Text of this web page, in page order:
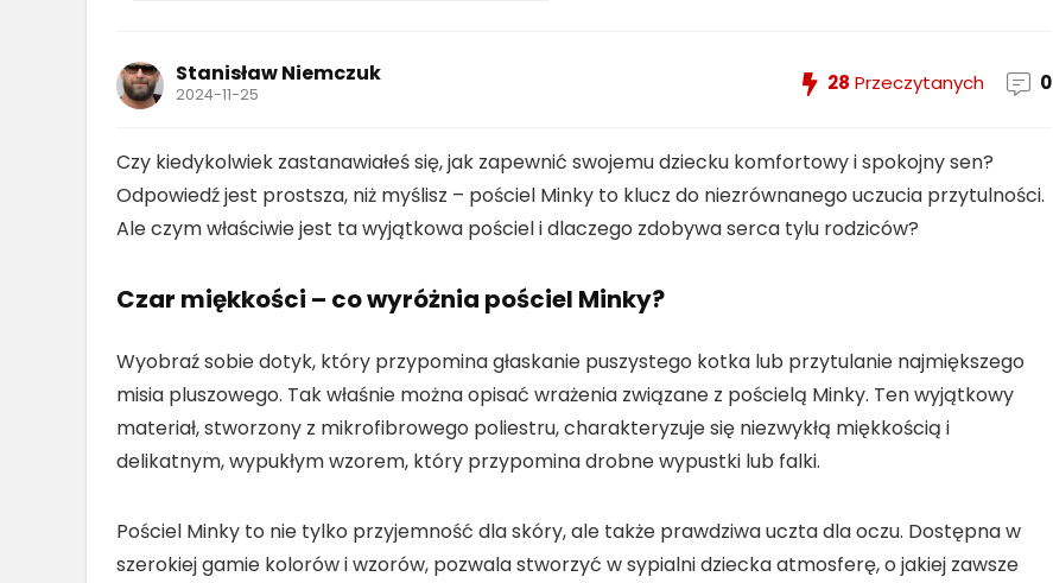
Stanisław Niemczuk
2024-11-25 28 Przeczytanych 0
Czy kiedykolwiek zastanawiałeś się, jak zapewnić swojemu dziecku komfortowy i spokojny sen?
Odpowiedź jest prostsza, niż myślisz – pościel Minky to klucz do niezrównanego uczucia przytulności.
Ale czym właściwie jest ta wyjątkowa pościel i dlaczego zdobywa serca tylu rodziców?
Czar miękkości – co wyróżnia pościel Minky?
Wyobraź sobie dotyk, który przypomina głaskanie puszystego kotka lub przytulanie najmiększego
misia pluszowego. Tak właśnie można opisać wrażenia związane z pościelą Minky. Ten wyjątkowy
materiał, stworzony z mikrofibrowego poliestru, charakteryzuje się niezwykłą miękkością i
delikatnym, wypukłym wzorem, który przypomina drobne wypustki lub falki.
Pościel Minky to nie tylko przyjemność dla skóry, ale także prawdziwa uczta dla oczu. Dostępna w
szerokiej gamie kolorów i wzorów, pozwala stworzyć w sypialni dziecka atmosferę, o jakiej zawsze